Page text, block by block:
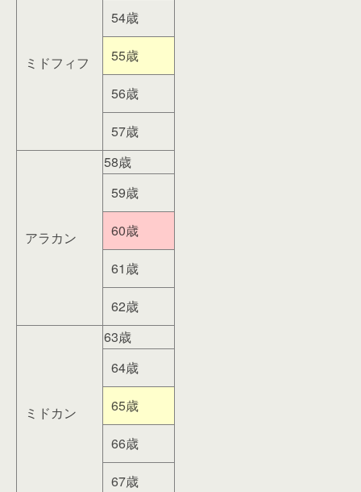
ミドフィフ
54歳
55歳
56歳
57歳
アラカン
58歳
59歳
60歳
61歳
62歳
ミドカン
63歳
64歳
65歳
66歳
67歳